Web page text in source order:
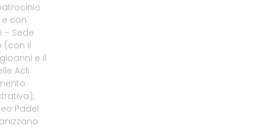
con
– Sede
(con il
e il
Acli
Padel